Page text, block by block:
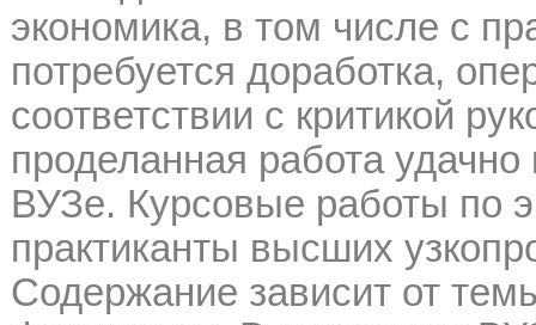
экономика, в том числе с
потребуется доработка,
соответствии с критикой
проделанная работа
ВУЗе. Курсовые работы по
практиканты высших
Содержание зависит от